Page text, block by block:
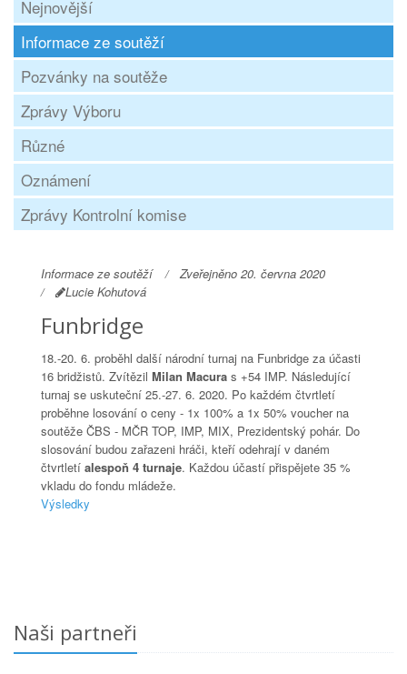
Nejnovější
Informace ze soutěží
Pozvánky na soutěže
Zprávy Výboru
Různé
Oznámení
Zprávy Kontrolní komise
Informace ze soutěží
Zveřejněno 20. června 2020
Lucie Kohutová
Funbridge
18.-20. 6. proběhl další národní turnaj na Funbridge za účasti
16 bridžistů. Zvítězil Milan Macura s +54 IMP. Následující
turnaj se uskuteční 25.-27. 6. 2020. Po každém čtvrtletí
proběhne losování o ceny - 1x 100% a 1x 50% voucher na
soutěže ČBS - MČR TOP, IMP, MIX, Prezidentský pohár. Do
slosování budou zařazeni hráči, kteří odehrají v daném
čtvrtletí alespoň 4 turnaje. Každou účastí přispějete 35 %
vkladu do fondu mládeže.
Výsledky
Naši partneři